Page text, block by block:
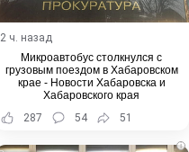
2 ч. назад
Микроавтобус столкнулся с
грузовым поездом в Хабаровском
крае - Новости Хабаровска и
Хабаровского края
287
54 51
i